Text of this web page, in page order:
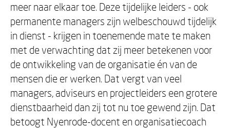
meer naar elkaar toe. Deze tijdelijke leiders - ook
permanente managers zijn welbeschouwd tijdelijk
in dienst - krijgen in toenemende mate te maken
met de verwachting dat zij meer betekenen voor
de ontwikkeling van de organisatie én van de
mensen die er werken. Dat vergt van veel
managers, adviseurs en projectleiders een grotere
dienstbaarheid dan zij tot nu toe gewend zijn. Dat
betoogt Nyenrode-docent en organisatiecoach